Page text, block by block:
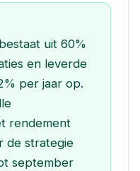
uit 60%
en leverde
per jaar op.
rendement
de strategie
september